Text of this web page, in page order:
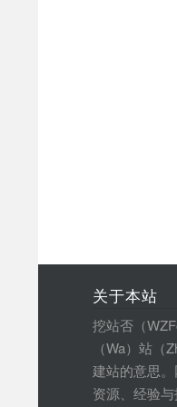
关于本站
挖站否（
（Wa）站（
建站的意思。
资源、经验与